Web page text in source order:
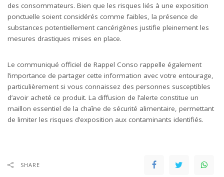
des consommateurs. Bien que les risques liés à une exposition
ponctuelle soient considérés comme faibles, la présence de
substances potentiellement cancérigènes justifie pleinement les
mesures drastiques mises en place.
Le communiqué officiel de Rappel Conso rappelle également
l’importance de partager cette information avec votre entourage,
particulièrement si vous connaissez des personnes susceptibles
d’avoir acheté ce produit. La diffusion de l’alerte constitue un
maillon essentiel de la chaîne de sécurité alimentaire, permettant
de limiter les risques d’exposition aux contaminants identifiés.
SHARE